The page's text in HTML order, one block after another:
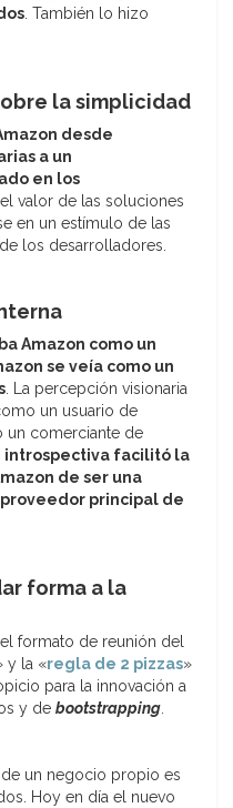
. También lo hizo
la simplicidad
desde
a un
en los
valor de las soluciones
en un estímulo de las
los desarrolladores.
Amazon como un
se veía como un
. La percepción visionaria
un usuario de
un comerciante de
introspectiva facilitó la
de ser una
principal de
forma a la
formato de reunión del
y la «regla de 2 pizzas»
para la innovación a
y de bootstrapping.
un negocio propio es
Hoy en día el nuevo